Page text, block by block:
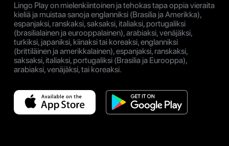
Lingo Play on mielenkiintoinen ja tehokas tapa oppia vieraita
kieliä ja muistaa sanoja englanniksi (Brasilia ja Amerikka),
espanjaksi, ranskaksi, saksaksi, italiaksi, portugaliksi
(brasilialainen ja eurooppalainen), arabiaksi, venäjäksi,
turkiksi, japaniksi, kiinaksi tai koreaksi, englanniksi
(brittiläinen ja amerikkalainen), espanjaksi, ranskaksi,
saksaksi, italiaksi, portugaliksi (Brasilia ja Eurooppa),
arabiaksi, venäjäksi, tai koreaksi.